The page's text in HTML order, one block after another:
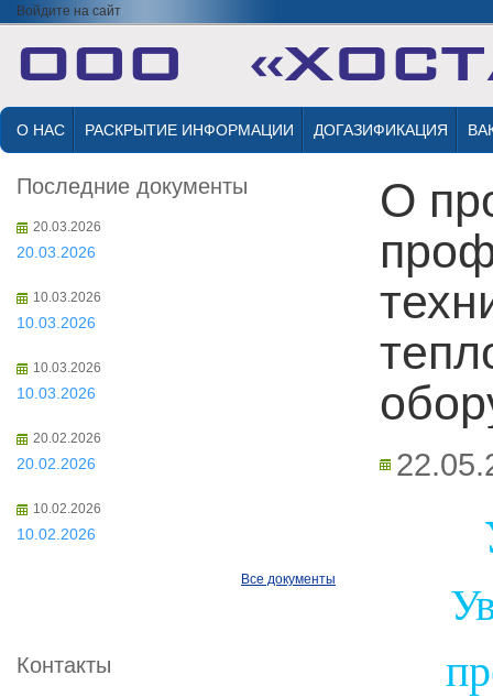
Войдите на сайт
О НАС РАСКРЫТИЕ ИНФОРМАЦИИ ДОГАЗИФИКАЦИЯ
Последние документы
20.03.2026
20.03.2026
10.03.2026
10.03.2026
10.03.2026
10.03.2026
20.02.2026
20.02.2026
10.02.2026
10.02.2026
Все документы
Контакты
О